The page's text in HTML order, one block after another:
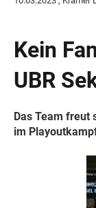
Kein
UBR
Das Team freut
im